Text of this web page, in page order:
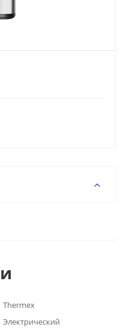
Thermex
Электрический